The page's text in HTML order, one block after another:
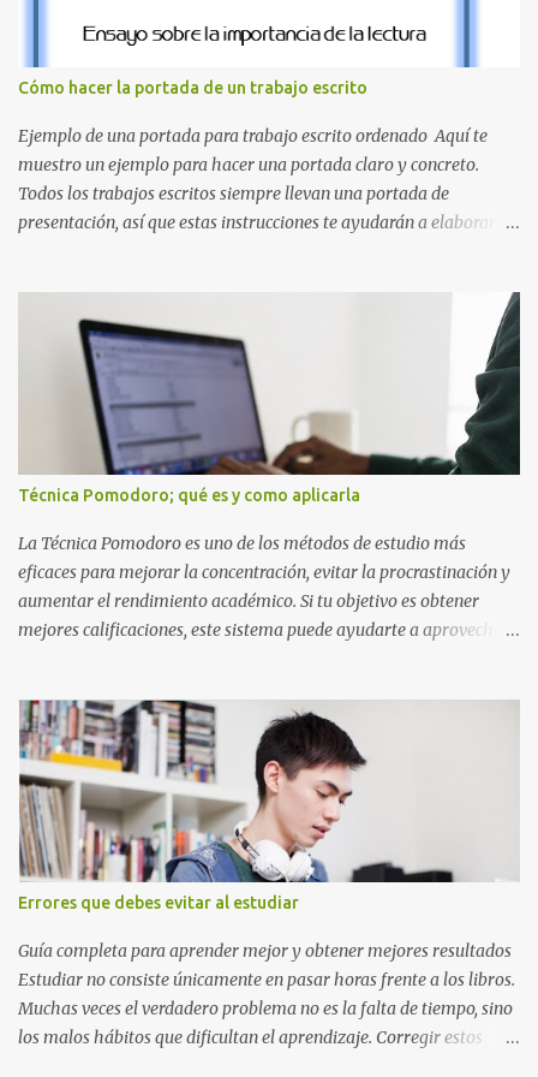
la Q en amarillo brillante, junto con la N y la P en un verde
inspirado en los niveles de los juegos. Formas icónicas : No te
pierdas la letra O , diseñada con ese estilo geométrico tan carac...
Cómo hacer la portada de un trabajo escrito
Ejemplo de una portada para trabajo escrito ordenado Aquí te
muestro un ejemplo para hacer una portada claro y concreto.
Todos los trabajos escritos siempre llevan una portada de
presentación, así que estas instrucciones te ayudarán a elaborar
compartir el enlace de este artículo para que así como a ti también
ellos se puedan guiar con esta explicación. Los datos esenciales
para una portada para presentar un trabajo escrito a mano o
impreso son los siguientes y en este orden: Nombre de la escuela o
del instituto (Es muy importante este dato) Título del trabajo
(Puede ser: Ensayo sobre la lectura, o Informe de computación)
Nombre completo del alumno que va a presentar dicho trabajo
escrito La clase, materia ó asignatura Grupo Nombre del maestro
o catedrático Ciudad y fecha...
Técnica Pomodoro; qué es y como aplicarla
La Técnica Pomodoro es uno de los métodos de estudio más
eficaces para mejorar la concentración, evitar la procrastinación y
aumentar el rendimiento académico. Si tu objetivo es obtener
mejores calificaciones, este sistema puede ayudarte a aprovechar
Técnica Pomodoro es un método de administración del tiempo
creado para mejorar la concentración y la productividad. Consiste
en dividir el estudio en bloques cortos de trabajo intenso,
separados por pequeños descansos que ayudan al cerebro a
recuperarse. A diferencia de estudiar durante horas seguidas, este
sistema aprovecha la capacidad natural del cerebro para
mantener la atención durante periodos limitados, lo que permite
aprender más en menos tiempo y recordar mejor la información.
Si alguna vez has sentido que pasas muchas horas frente a los
libros pero aprendes poco, la Técnica Pomodoro puede marcar u...
Errores que debes evitar al estudiar
Guía completa para aprender mejor y obtener mejores resultados
Estudiar no consiste únicamente en pasar horas frente a los libros.
Muchas veces el verdadero problema no es la falta de tiempo, sino
los malos hábitos que dificultan el aprendizaje. Corregir estos